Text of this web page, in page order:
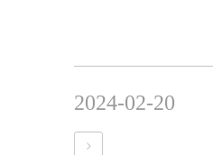
2024-02-20